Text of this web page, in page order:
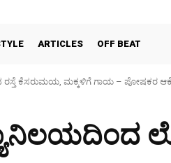
ARTICLES OFF BEAT
ರಸ್ತೆ ಕೆಸರುಮಯ, ಮಕ್ಕಳಿಗೆ ಗಾಯ – ಪೋಷಕರ
06/08/2026